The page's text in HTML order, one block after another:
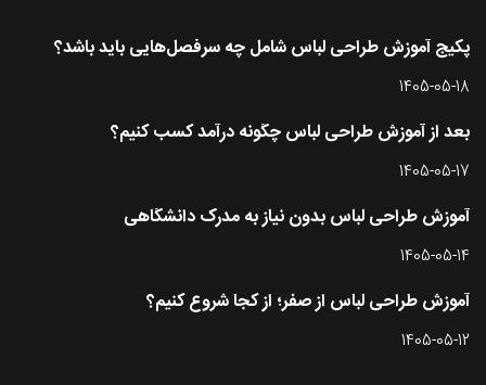
پکیج آموزش طراحی لباس شامل چه سرفصل‌هایی باید باشد؟
1405-05-18
بعد از آموزش طراحی لباس چگونه درآمد کسب کنیم؟
1405-05-17
آموزش طراحی لباس بدون نیاز به مدرک دانشگاهی
1405-05-14
آموزش طراحی لباس از صفر؛ از کجا شروع کنیم؟
1405-05-12